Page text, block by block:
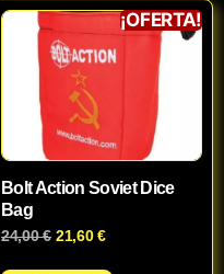
¡OFERTA!
Bolt Action Soviet Dice
Bag
24,00€ 21,60€